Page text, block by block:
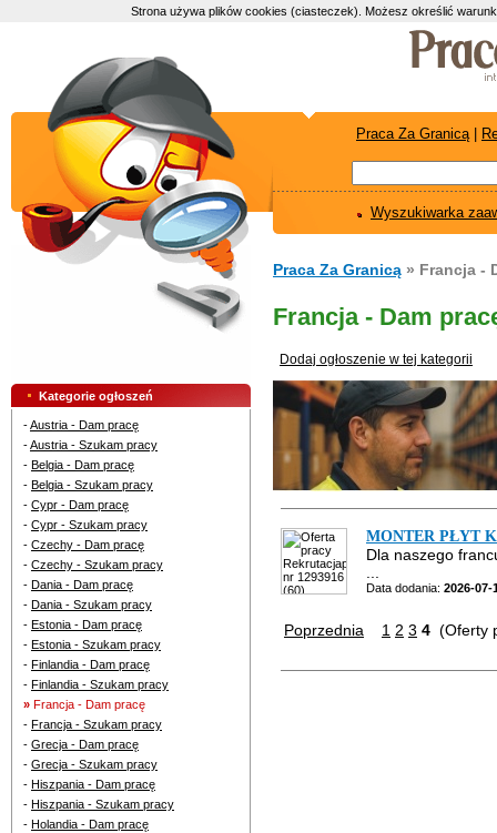
Praca Za Granicą|
Wyszukiwarka
Praca Za Granicą » Francja -
Francja - Dam
Dodaj ogłoszenie w tej kategorii
MONTER PŁYT
Dla naszego
Data dodania: 2026-07-
Poprzednia 1 2 3 4 (Oferty
Kategorie ogłoszeń
-Austria - Dam pracę
-Austria - Szukam pracy
- Belgia - Dam pracę
- Belgia - Szukam pracy
- Cypr - Dam pracę
- Cypr - Szukam pracy
- Czechy - Dam pracę
- Czechy - Szukam pracy
- Dania - Dam pracę
- Dania - Szukam pracy
- Estonia - Dam pracę
- Estonia - Szukam pracy
- Finlandia - Dam pracę
- Finlandia - Szukam pracy
» Francja - Dam pracę
- Francja - Szukam pracy
- Grecja - Dam pracę
- Grecja - Szukam pracy
- Hiszpania - Dam pracę
- Hiszpania - Szukam pracy
- Holandia - Dam pracę
Strona używa plików cookies (ciasteczek). Możesz określić